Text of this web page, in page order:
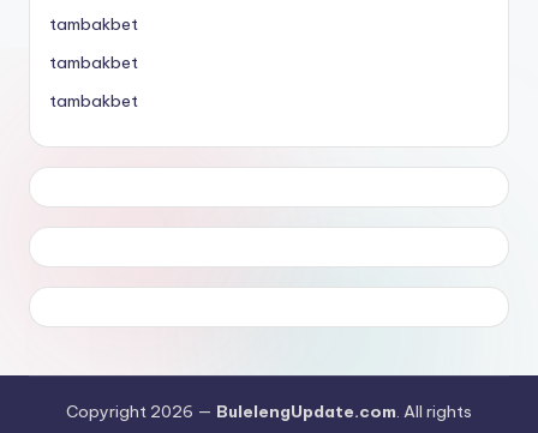
tambakbet
tambakbet
tambakbet
Copyright 2026 — BulelengUpdate.com. All rights